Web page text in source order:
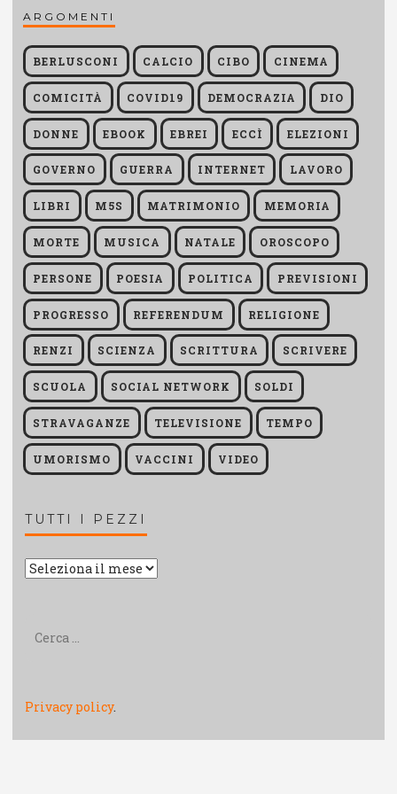
ARGOMENTI
BERLUSCONI CALCIO CIBO CINEMA
COMICITÀ COVID19 DEMOCRAZIA DIO
DONNE EBOOK EBREI ECCÌ ELEZIONI
GOVERNO GUERRA INTERNET LAVORO
LIBRI M5S MATRIMONIO MEMORIA
MORTE MUSICA NATALE OROSCOPO
PERSONE POESIA POLITICA PREVISIONI
PROGRESSO REFERENDUM RELIGIONE
RENZI SCIENZA SCRITTURA SCRIVERE
SCUOLA SOCIAL NETWORK SOLDI
STRAVAGANZE TELEVISIONE TEMPO
UMORISMO VACCINI VIDEO
TUTTI I PEZZI
Tutti
Privacy policy.